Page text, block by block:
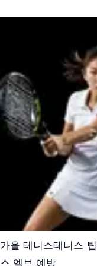
가을 테니스테니스 팁
스 엘보 예방